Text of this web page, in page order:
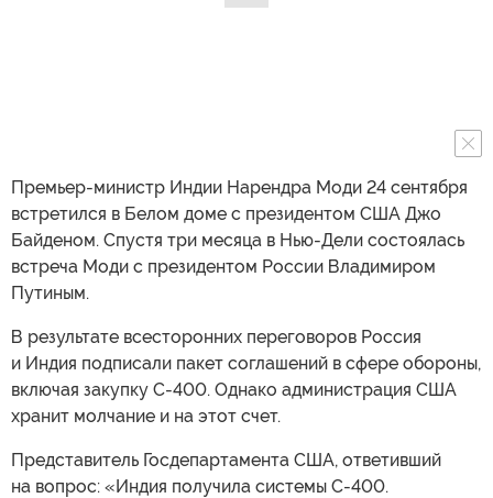
Премьер-министр Индии Нарендра Моди 24 сентября
встретился в Белом доме с президентом США Джо
Байденом. Спустя три месяца в Нью-Дели состоялась
встреча Моди с президентом России Владимиром
Путиным.
В результате всесторонних переговоров Россия
и Индия подписали пакет соглашений в сфере обороны,
включая закупку С-400. Однако администрация США
хранит молчание и на этот счет.
Представитель Госдепартамента США, ответивший
на вопрос: «Индия получила системы С-400.